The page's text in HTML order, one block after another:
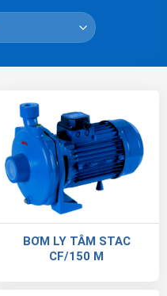
BƠM LY TÂM STAC
CF/150 M